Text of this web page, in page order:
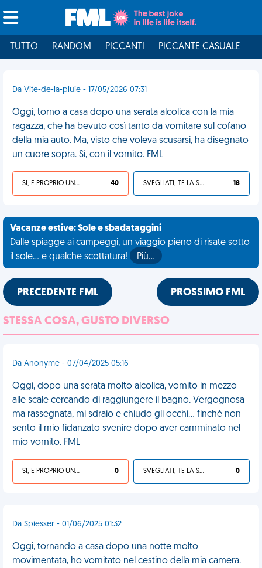
TUTTO RANDOM PICCANTI PICCANTE CASUALE
Da Vite-de-la-pluie - 17/05/2026 07:31
Oggi, torno a casa dopo una serata alcolica con la mia
ragazza, che ha bevuto così tanto da vomitare sul cofano
della mia auto. Ma, visto che voleva scusarsi, ha disegnato
un cuore sopra. Sì, con il vomito. FML
SÌ, È PROPRIO UNA VDM! 40 SVEGLIATI, TE LA SEI CERCATA! 18
Vacanze estive: Sole e sbadataggini
Dalle spiagge ai campeggi, un viaggio pieno di risate sotto
il sole... e qualche scottatura!
Più…
PRECEDENTE FML PROSSIMO FML
STESSA COSA, GUSTO DIVERSO
Da Anonyme - 07/04/2025 05:16
Oggi, dopo una serata molto alcolica, vomito in mezzo
alle scale cercando di raggiungere il bagno. Vergognosa
ma rassegnata, mi sdraio e chiudo gli occhi... finché non
sento il mio fidanzato svenire dopo aver camminato nel
mio vomito. FML
SÌ, È PROPRIO UNA VDM! 0 SVEGLIATI, TE LA SEI CERCATA! 0
Da Spiesser - 01/06/2025 01:32
Oggi, tornando a casa dopo una notte molto
movimentata, ho vomitato nel cestino della mia camera.